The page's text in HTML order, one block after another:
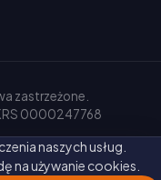
naszych usług.
na używanie cookies.
zastrzeżone.
0000247768